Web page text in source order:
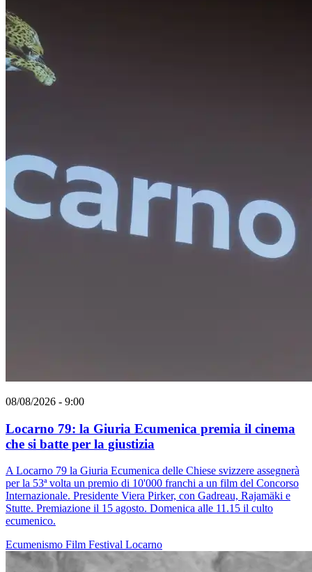
08/08/2026 - 9:00
Locarno 79: la Giuria Ecumenica premia il cinema
che si batte per la giustizia
A Locarno 79 la Giuria Ecumenica delle Chiese svizzere assegnerà
per la 53ª volta un premio di 10'000 franchi a un film del Concorso
Internazionale. Presidente Viera Pirker, con Gadreau, Rajamäki e
Stutte. Premiazione il 15 agosto. Domenica alle 11.15 il culto
ecumenico.
Ecumenismo Film Festival Locarno